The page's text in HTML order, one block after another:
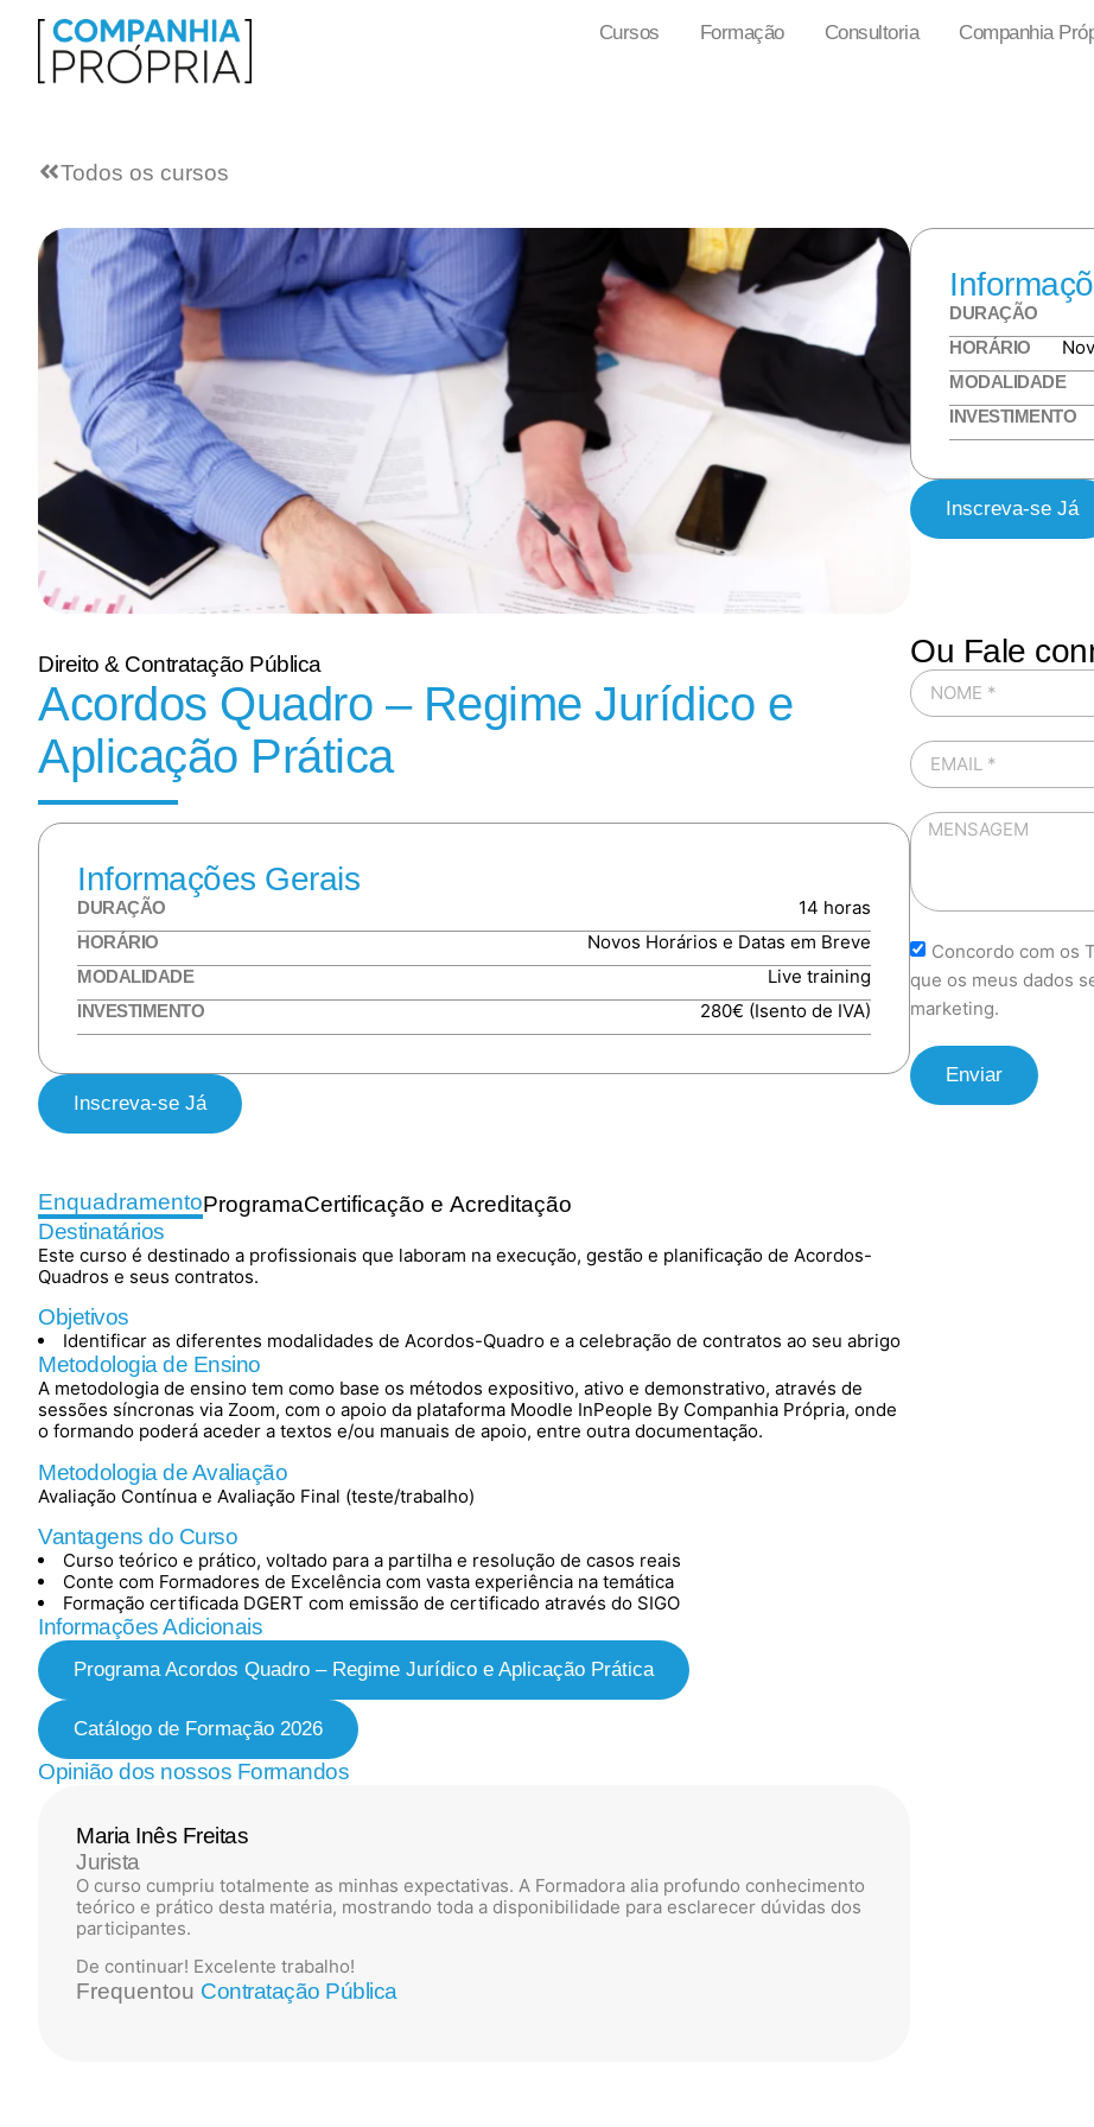
Cursos Formação Consultoria Companhia
Todos os cursos
Direito & Contratação Pública
Acordos Quadro – Regime Jurídico e
Aplicação Prática
Informações Gerais
DURAÇÃO 14 horas
HORÁRIO Novos Horários e Datas em Breve
MODALIDADE Live training
INVESTIMENTO 280€ (Isento de IVA)
Inscreva-se Já
EnquadramentoProgramaCertificação e Acreditação
Destinatários
Este curso é destinado a profissionais que laboram na execução, gestão e planificação de Acordos-
Quadros e seus contratos.
Objetivos
Identificar as diferentes modalidades de Acordos-Quadro e a celebração de contratos ao seu abrigo
Metodologia de Ensino
A metodologia de ensino tem como base os métodos expositivo, ativo e demonstrativo, através de
sessões síncronas via Zoom, com o apoio da plataforma Moodle InPeople By Companhia Própria, onde
o formando poderá aceder a textos e/ou manuais de apoio, entre outra documentação.
Metodologia de Avaliação
Avaliação Contínua e Avaliação Final (teste/trabalho)
Vantagens do Curso
Curso teórico e prático, voltado para a partilha e resolução de casos reais
Conte com Formadores de Excelência com vasta experiência na temática
Formação certificada DGERT com emissão de certificado através do SIGO
Informações Adicionais
Programa Acordos Quadro – Regime Jurídico e Aplicação Prática
Catálogo de Formação 2026
Opinião dos nossos Formandos
Maria Inês Freitas
Jurista
O curso cumpriu totalmente as minhas expectativas. A Formadora alia profundo conhecimento
teórico e prático desta matéria, mostrando toda a disponibilidade para esclarecer dúvidas dos
participantes.
De continuar! Excelente trabalho!
Frequentou Contratação Pública
DURAÇÃO
HORÁRIO
MODALIDADE
INVESTIMENTO
Inscreva-se Já
Ou Fale
Concordo com os
que os meus dados
marketing.
Enviar